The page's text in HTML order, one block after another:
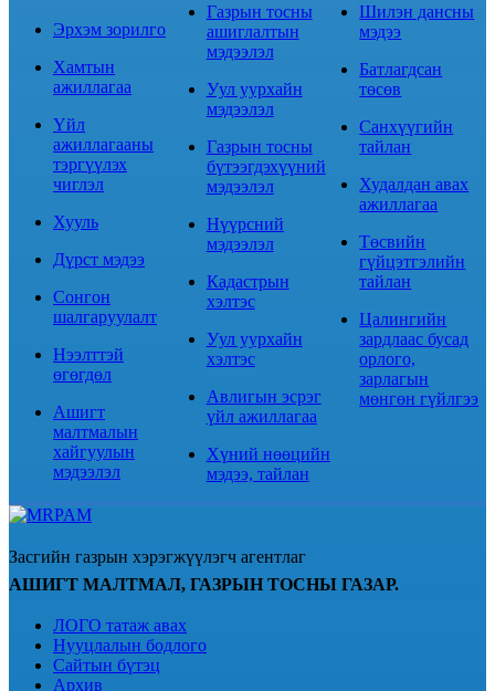
Эрхэм зорилго
Хамтын
ажиллагаа
Үйл
ажиллагааны
тэргүүлэх
чиглэл
Хууль
Дүрст мэдээ
Сонгон
шалгаруулалт
Нээлттэй
өгөгдөл
Ашигт
малтмалын
хайгуулын
мэдээлэл
Газрын тосны
ашиглалтын
мэдээлэл
Уул уурхайн
мэдээлэл
Газрын тосны
бүтээгдэхүүний
мэдээлэл
Нүүрсний
мэдээлэл
Кадастрын
хэлтэс
Уул уурхайн
хэлтэс
Авлигын эсрэг
үйл ажиллагаа
Хүний нөөцийн
мэдээ, тайлан
Шилэн дансны
мэдээ
Батлагдсан
төсөв
Санхүүгийн
тайлан
Худалдан авах
ажиллагаа
Төсвийн
гүйцэтгэлийн
тайлан
Цалингийн
зардлаас бусад
орлого,
зарлагын
мөнгөн гүйлгээ
Засгийн газрын хэрэгжүүлэгч агентлаг
АШИГТ МАЛТМАЛ, ГАЗРЫН ТОСНЫ ГАЗАР.
ЛОГО татаж авах
Нууцлалын бодлого
Сайтын бүтэц
Архив